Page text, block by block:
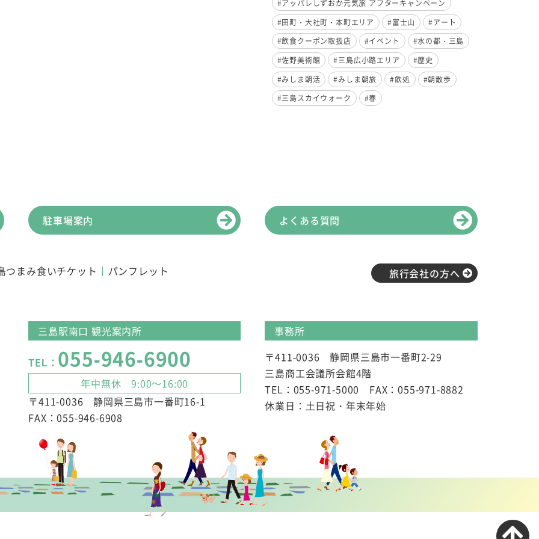
#アッパレしずおか元気旅 アフターキャンペーン
#田町・大社町・本町エリア
#富士山
#アート
#飲食クーポン取扱店
#イベント
#水の都・三島
#佐野美術館
#三島広小路エリア
#歴史
#みしま朝活
#みしま朝旅 #飲処
#朝散歩
#三島スカイウォーク
#春
駐車場案内 よくある質問
つまみ食いチケット パンフレット 旅行会社の方へ
三島駅南口 観光案内所
TEL： 055-946-6900
年中無休 9:00～16:00
〒411-0036 静岡県三島市一番町16-1
FAX：055-946-6908
事務所
〒411-0036 静岡県三島市一番町2-29
三島商工会議所会館4階
TEL：055-971-5000 FAX：055-971-8882
休業日：土日祝・年末年始